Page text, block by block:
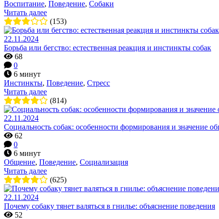
Воспитание, Поведение, Собаки
Читать далее
(153)
22.11.2024
Борьба или бегство: естественная реакция и инстинкты собак
68
0
6 минут
Инстинкты, Поведение, Стресс
Читать далее
(814)
22.11.2024
Социальность собак: особенности формирования и значение
62
0
6 минут
Общение, Поведение, Социализация
Читать далее
(625)
22.11.2024
Почему собаку тянет валяться в гнилье: объяснение поведения
52